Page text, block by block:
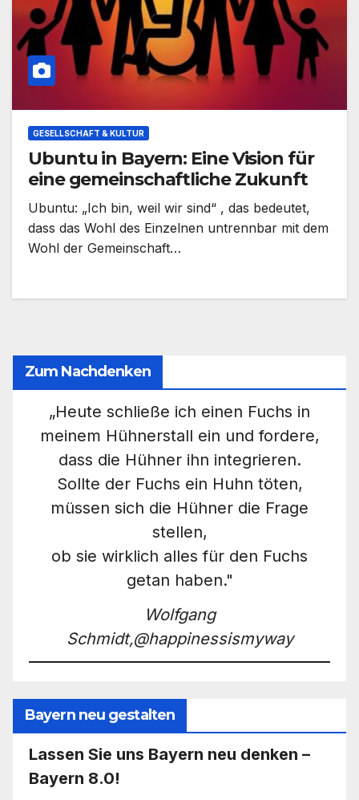
GESELLSCHAFT & KULTUR
Ubuntu in Bayern: Eine Vision für
eine gemeinschaftliche Zukunft
Ubuntu: „Ich bin, weil wir sind“ , das bedeutet,
dass das Wohl des Einzelnen untrennbar mit dem
Wohl der Gemeinschaft…
Zum Nachdenken
„Heute schließe ich einen Fuchs in
meinem Hühnerstall ein und fordere,
dass die Hühner ihn integrieren.
Sollte der Fuchs ein Huhn töten,
müssen sich die Hühner die Frage
stellen,
ob sie wirklich alles für den Fuchs
getan haben."
Wolfgang
Schmidt,@happinessismyway
Bayern neu gestalten
Lassen Sie uns Bayern neu denken –
Bayern 8.0!